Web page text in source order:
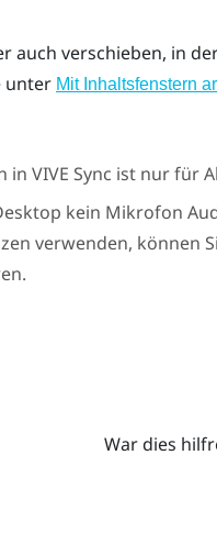
auch verschieben, in
unter Mit Inhaltsfenstern
in VIVE Sync ist nur für
kein Mikrofon
verwenden, können
War dies